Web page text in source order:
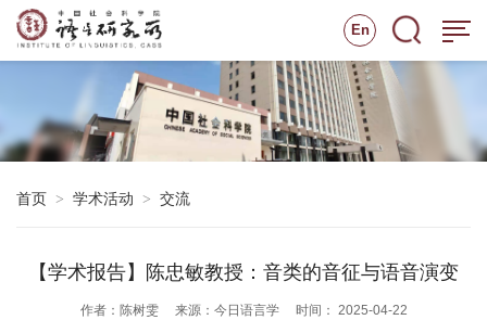
En
首页 > 学术活动 > 交流
【学术报告】陈忠敏教授：音类的音征与语音演变
作者：陈树雯 来源：今日语言学 时间： 2025-04-22